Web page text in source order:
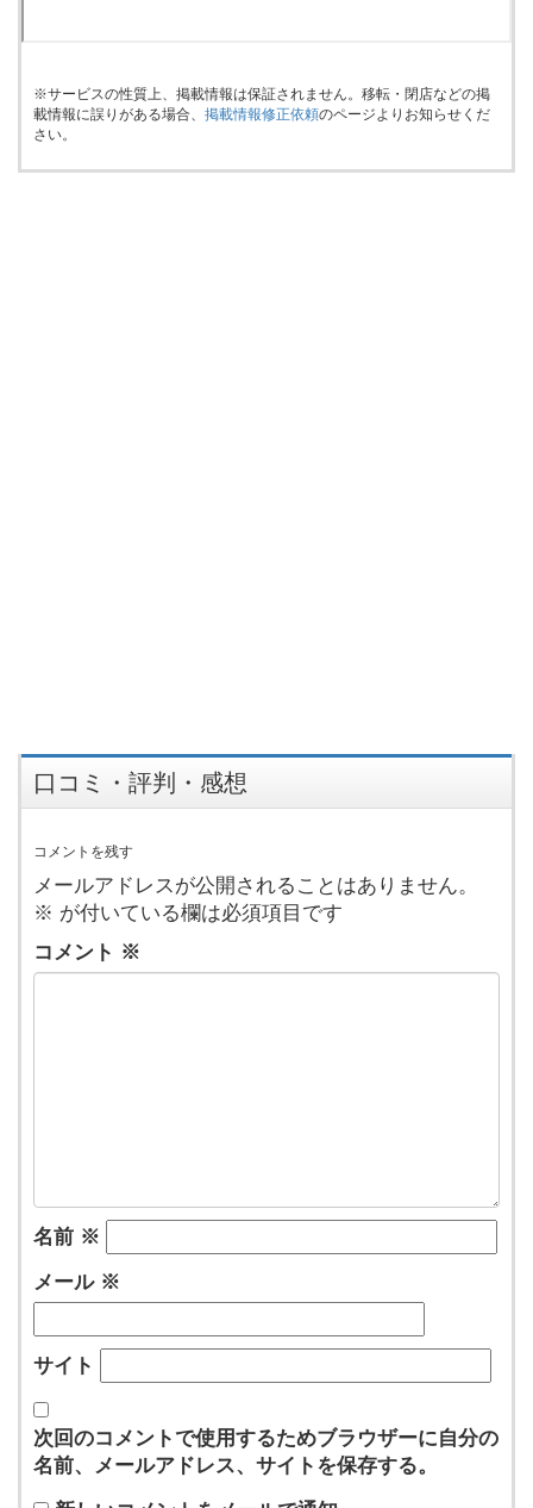
※サービスの性質上、掲載情報は保証されません。移転・閉店などの掲
載情報に誤りがある場合、 掲載情報修正依頼のページよりお知らせくだ
さい。
口コミ・評判・感想
コメントを残す
メールアドレスが公開されることはありません。
※ が付いている欄は必須項目です
コメント ※
名前 ※
メール ※
サイト
次回のコメントで使用するためブラウザーに自分の
名前、メールアドレス、サイトを保存する。